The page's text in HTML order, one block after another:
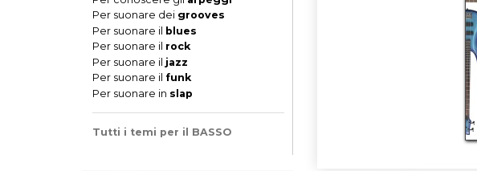
Per suonare dei grooves
Per suonare il blues
Per suonare il rock
Per suonare il jazz
Per suonare il funk
Per suonare in slap
Tutti i temi per il BASSO